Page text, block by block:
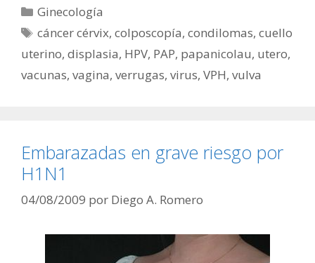
Categorías
Ginecología
Etiquetas
cáncer cérvix,colposcopía,condilomas,cuello
uterino, displasia, HPV, PAP, papanicolau, utero,
vacunas, vagina, verrugas, virus, VPH, vulva
Embarazadas en grave riesgo por
H1N1
04/08/2009 por Diego A. Romero